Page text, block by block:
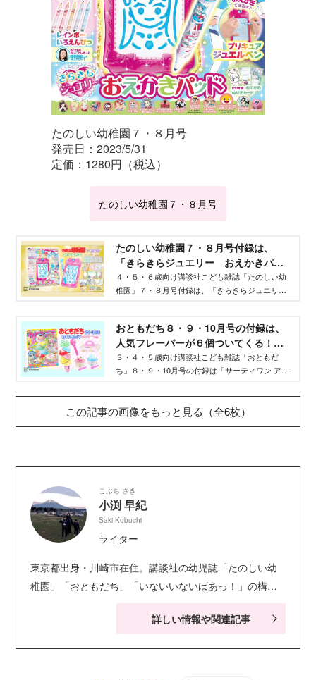
たのしい幼稚園７・８月号
発売日：2023/5/31
定価：1280円（税込）
たのしい幼稚園７・８月号
たのしい幼稚園７・８月号付録は、
「きらきらジュエリー おえかきパッ
ド」だよ！ - Aneひめ.net｜講談社
４・５・６歳向け講談社こども雑誌「たのしい幼
稚園」７・８月号付録は、「きらきらジュエリ
単に描けちゃう「なぞりえカード」つき。
おともだち８・９・10月号の付録は、
人気フレーバーが６個ついてくる！
「サーティワン アイスクリームやさん
2023」！ - Aneひめ.net｜講談社
３・４・５歳向け講談社こども雑誌「おともだ
ち」８・９・10月号の付録は「サーティワン アイ
の「すみっコぐらしセット」も。
この記事の画像をもっと見る（全6枚）
こぶち さき
小渕 早紀
Saki Kobuchi
ライター
東京都出身・川崎市在住。講談社の幼児誌「たのしい幼
稚園」「おともだち」「いないいないばあっ！」の構
ック・知育ドリルなども手がける。現在小学生の娘２人
詳しい情報や関連記事